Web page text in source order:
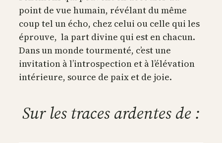
point de vue humain, révélant du même
coup tel un écho, chez celui ou celle qui les
éprouve, la part divine qui est en chacun.
Dans un monde tourmenté, c’est une
invitation à l’introspection et à l’élévation
intérieure, source de paix et de joie.
Sur les traces ardentes de :